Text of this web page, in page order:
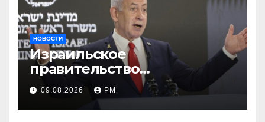
НОВОСТИ
Израильское
правительство
заворачивает план
трамповского «Совета
мира»
09.08.2026 РМ